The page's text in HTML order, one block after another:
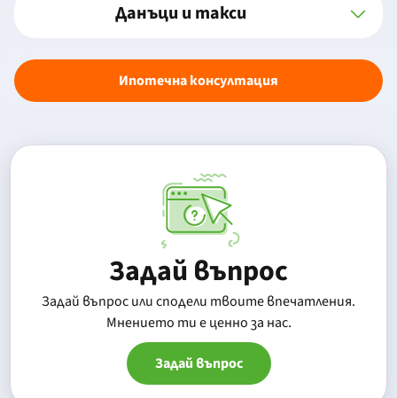
Данъци и такси
Ипотечна консултация
Задай въпрос
Задай въпрос или сподели твоите впечатления.
Mнението ти е ценно за нас.
Задай въпрос